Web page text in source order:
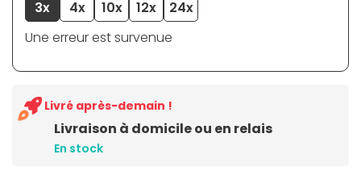
3x 4x 10x 12x
24x
Une erreur est survenue
Livraison à domicile ou en relais
En stock
Livré après-demain !